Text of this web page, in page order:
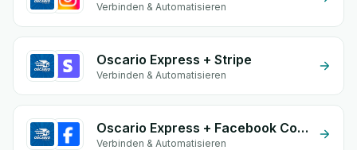
Verbinden & Automatisieren
Oscario Express + Stripe
Verbinden & Automatisieren
Oscario Express + Facebook Comments
Verbinden & Automatisieren